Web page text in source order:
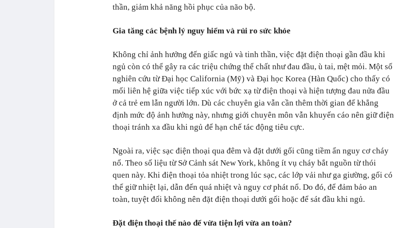
thần, giảm khả năng hồi phục của não bộ.
Gia tăng các bệnh lý nguy hiểm và rủi ro sức khỏe
Không chỉ ảnh hưởng đến giấc ngủ và tinh thần, việc đặt điện thoại gần đầu khi
ngủ còn có thể gây ra các triệu chứng thể chất như đau đầu, ù tai, mệt mỏi. Một số
nghiên cứu từ Đại học California (Mỹ) và Đại học Korea (Hàn Quốc) cho thấy có
mối liên hệ giữa việc tiếp xúc với bức xạ từ điện thoại và hiện tượng đau nửa đầu
ở cả trẻ em lẫn người lớn. Dù các chuyên gia vẫn cần thêm thời gian để khẳng
định mức độ ảnh hưởng này, nhưng giới chuyên môn vẫn khuyến cáo nên giữ điện
thoại tránh xa đầu khi ngủ để hạn chế tác động tiêu cực.
Ngoài ra, việc sạc điện thoại qua đêm và đặt dưới gối cũng tiềm ẩn nguy cơ cháy
nổ. Theo số liệu từ Sở Cảnh sát New York, không ít vụ cháy bắt nguồn từ thói
quen này. Khi điện thoại tỏa nhiệt trong lúc sạc, các lớp vải như ga giường, gối có
thể giữ nhiệt lại, dẫn đến quá nhiệt và nguy cơ phát nổ. Do đó, để đảm bảo an
toàn, tuyệt đối không nên đặt điện thoại dưới gối hoặc để sát đầu khi ngủ.
Đặt điện thoại thế nào để vừa tiện lợi vừa an toàn?